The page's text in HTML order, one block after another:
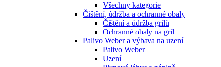
Všechny kategorie
Čištění, údržba a ochranné obaly
Čištění a údržba grilů
Ochranné obaly na gril
Palivo Weber a výbava na uzení
Palivo Weber
Uzení